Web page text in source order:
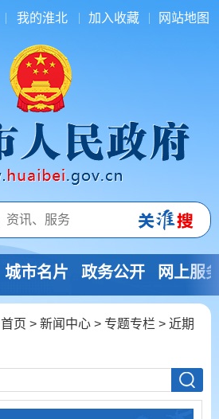
我的淮北 加入收藏 网站地图
城市名片 政务公开 网上服
首页 > 新闻中心 > 专题专栏 > 近期